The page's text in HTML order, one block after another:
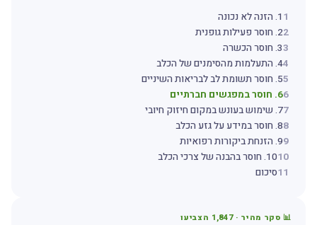
1. הזנה לא נכונה
22. חוסר פעילות גופנית
3. חוסר הכשרה
4. התעלמות מהסימנים של הכלב
5. חוסר תשומת לב לבריאות השיניים
66. חוסר במפגשים חברתיים
77. שימוש בעונש במקום חיזוק חיובי
88. חוסר במידע על גזע הכלב
99. הזנחת ביקורות רפואיות
1010. חוסר בהבנה של צרכי הכלב
11סיכום
📊 סקר מהיר · 1,847הצביעו